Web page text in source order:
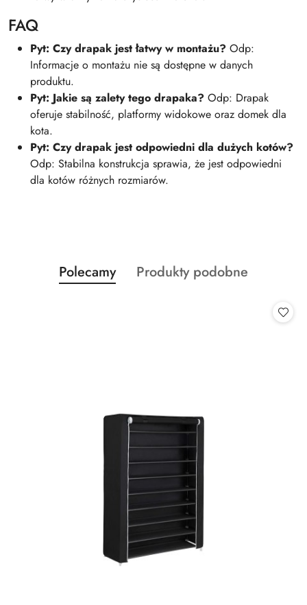
FAQ
Pyt: Czy drapak jest łatwy w montażu? Odp:
Informacje o montażu nie są dostępne w danych
produktu.
Pyt: Jakie są zalety tego drapaka? Odp: Drapak
oferuje stabilność, platformy widokowe oraz domek dla
kota.
Pyt: Czy drapak jest odpowiedni dla dużych kotów?
Odp: Stabilna konstrukcja sprawia, że jest odpowiedni
dla kotów różnych rozmiarów.
Pomiń karuzelę produktów
Produkty
o
Polecamy
Produkty
Produkty podobne